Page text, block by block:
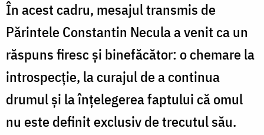
În acest cadru, mesajul transmis de
Părintele Constantin Necula a venit ca un
răspuns firesc și binefăcător: o chemare la
introspecție, la curajul de a continua
drumul și la înțelegerea faptului că omul
nu este definit exclusiv de trecutul său.